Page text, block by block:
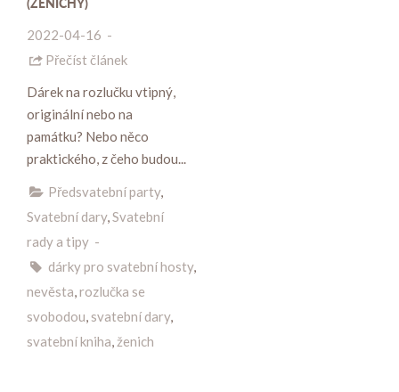
2022-04-16 -
Přečíst článek
Dárek na rozlučku vtipný,
originální nebo na
památku? Nebo něco
praktického, z čeho budou...
Předsvatební party,
Svatební dary,Svatební
rady a tipy -
dárky pro svatební hosty,
nevěsta,rozlučka se
svobodou, svatební dary,
svatební kniha, ženich